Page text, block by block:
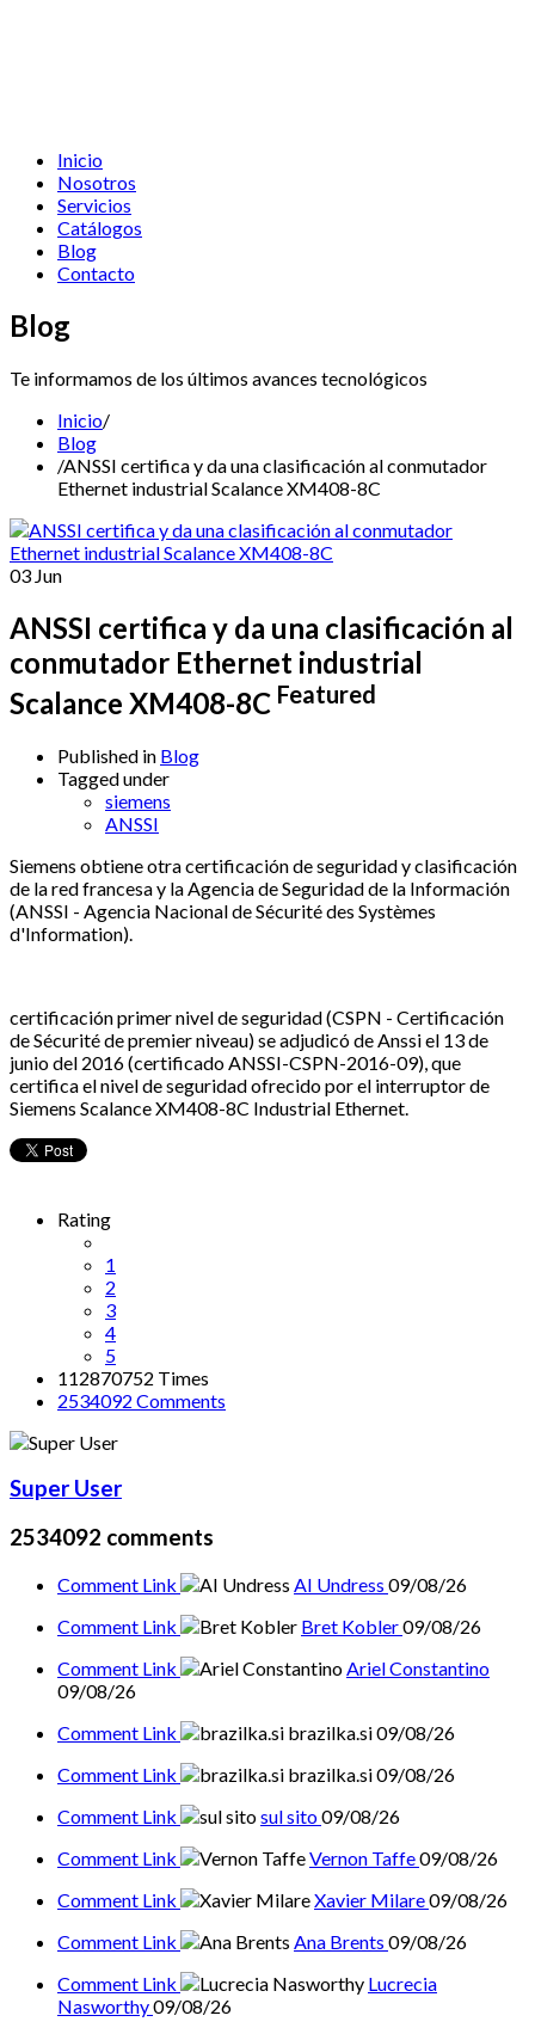
Inicio
Nosotros
Servicios
Catálogos
Blog
Contacto
Blog
Te informamos de los últimos avances tecnológicos
Inicio/
Blog
/ANSSI certifica y da una clasificación al conmutador
Ethernet industrial Scalance XM408-8C
03 Jun
ANSSI certifica y da una clasificación al
conmutador Ethernet industrial
Scalance XM408-8C Featured
Published in Blog
Tagged under
siemens
ANSSI
Siemens obtiene otra certificación de seguridad y clasificación
de la red francesa y la Agencia de Seguridad de la Información
(ANSSI - Agencia Nacional de Sécurité des Systèmes
d'Information).
certificación primer nivel de seguridad (CSPN - Certificación
de Sécurité de premier niveau) se adjudicó de Anssi el 13 de
junio del 2016 (certificado ANSSI-CSPN-2016-09), que
certifica el nivel de seguridad ofrecido por el interruptor de
Siemens Scalance XM408-8C Industrial Ethernet.
Rating
1
2
3
4
5
112870752 Times
2534092 Comments
Super User
2534092 comments
Comment Link AI Undress 09/08/26
Comment Link
Bret Kobler09/08/26
Comment Link
Ariel Constantino
09/08/26
Comment Link
brazilka.si09/08/26
Comment Link
brazilka.si09/08/26
Comment Link
sul sito09/08/26
Comment Link
Vernon Taffe09/08/26
Comment Link
Xavier Milare09/08/26
Comment Link
Ana Brents 09/08/26
Comment Link
Lucrecia
Nasworthy09/08/26